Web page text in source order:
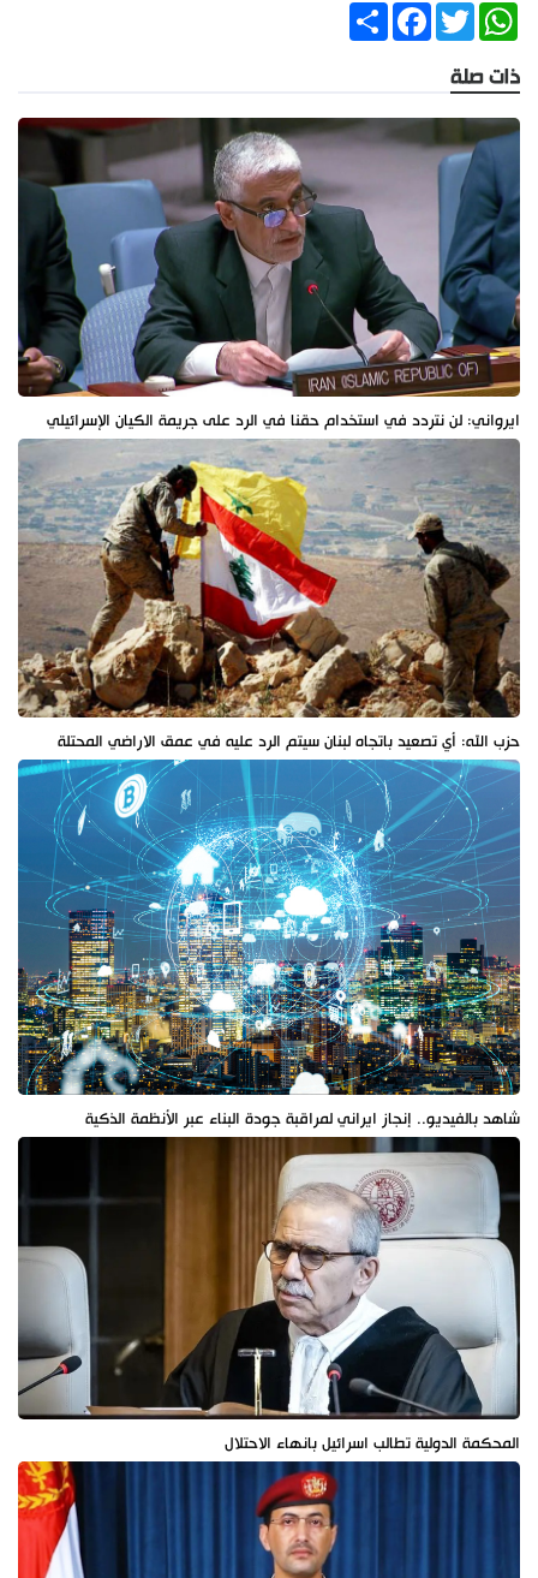
ShareFacebookTwitter
WhatsApp
ذات صلة
ايرواني: لن نتردد في استخدام حقنا في الرد على جريمة الكيان الإسرائيلي
حزب الله: أي تصعيد باتجاه لبنان سيتم الرد عليه في عمق الاراضي المحتلة
شاهد بالفيديو.. إنجاز ايراني لمراقبة جودة البناء عبر الأنظمة الذكية
المحكمة الدولية تطالب اسرائيل بانهاء الاحتلال